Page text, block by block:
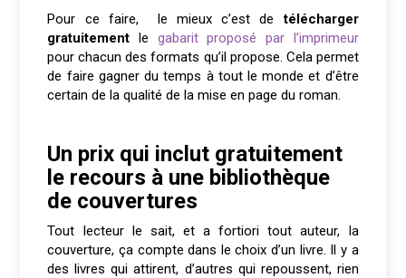
Pour ce faire, le mieux c’est detélécharger
gratuitement le gabarit proposé par l’imprimeur
pour chacun des formats qu’il propose. Cela permet
de faire gagner du temps à tout le monde et d’être
certain de la qualité de la mise en page du roman.
Un prix qui inclut gratuitement
le recours à une bibliothèque
de couvertures
Tout lecteur le sait, et a fortiori tout auteur, la
couverture, ça compte dans le choix d’un livre. Il y a
des livres qui attirent, d’autres qui repoussent, rien